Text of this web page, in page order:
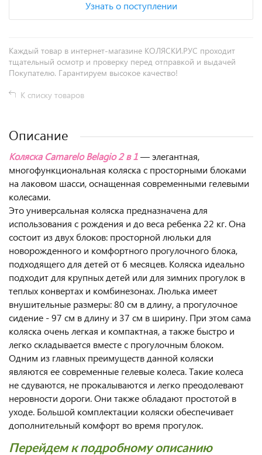
Узнать о поступлении
Каждый товар в интернет-магазине КОЛЯСКИ.РУС проходит
тщательный осмотр и проверку перед отправкой и выдачей
Покупателю. Гарантируем высокое качество!
К списку товаров
Описание
Коляска Camarelo Belagio 2 в 1— элегантная,
многофункциональная коляска с просторными блоками
на лаковом шасси, оснащенная современными гелевыми
колесами.
Это универсальная коляска предназначена для
использования с рождения и до веса ребенка 22 кг. Она
состоит из двух блоков: просторной люльки для
новорожденного и комфортного прогулочного блока,
подходящего для детей от 6 месяцев. Коляска идеально
подходит для крупных детей или для зимних прогулок в
теплых конвертах и комбинезонах. Люлька имеет
внушительные размеры: 80 см в длину, а прогулочное
сидение - 97 см в длину и 37 см в ширину. При этом сама
коляска очень легкая и компактная, а также быстро и
легко складывается вместе с прогулочным блоком.
Одним из главных преимуществ данной коляски
являются ее современные гелевые колеса. Такие колеса
не сдуваются, не прокалываются и легко преодолевают
неровности дороги. Они также обладают простотой в
уходе. Большой комплектации коляски обеспечивает
дополнительный комфорт во время прогулок.
Перейдем к подробному описанию